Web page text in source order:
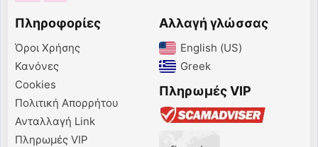
Πληροφορίες
Όροι Χρήσης
Κανόνες
Cookies
Πολιτική Απορρήτου
Ανταλλαγή Link
Πληρωμές VIP
Αλλαγή γλώσσας
English (US)‎
Greek‎
Πληρωμές VIP